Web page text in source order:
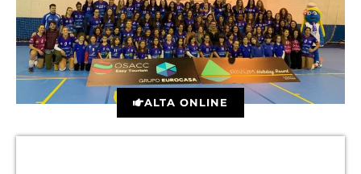
ALTA ONLINE